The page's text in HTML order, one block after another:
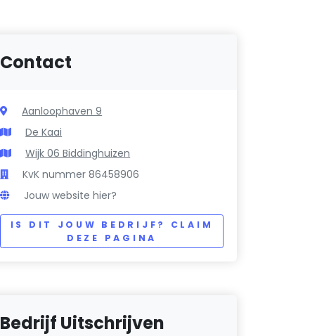
Contact
Aanloophaven 9
De Kaai
Wijk 06 Biddinghuizen
KvK nummer 86458906
Jouw website hier?
IS DIT JOUW BEDRIJF? CLAIM
DEZE PAGINA
Bedrijf Uitschrijven